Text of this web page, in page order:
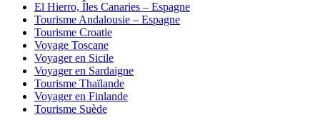
El Hierro, Îles Canaries – Espagne
Tourisme Andalousie – Espagne
Tourisme Croatie
Voyage Toscane
Voyager en Sicile
Voyager en Sardaigne
Tourisme Thaïlande
Voyager en Finlande
Tourisme Suède